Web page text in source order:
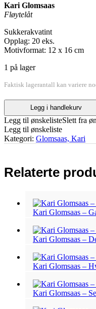
Kari Glomsaas
Fløytelåt
Sukkerakvatint
Opplag: 20 eks.
Motivformat: 12 x 16 cm
1 på lager
Faktisk lagerantall kan variere
Kari
Glomsaas
–
Fløytelåt
antall
Legg i handlekurv
Legg til ønskelisteSlett fra
Legg til ønskeliste
Kategori: Glomsaas, Kari
Relaterte
Kari Glomsaas –
Kari Glomsaas –
Kari Glomsaas –
Kari Glomsaas –